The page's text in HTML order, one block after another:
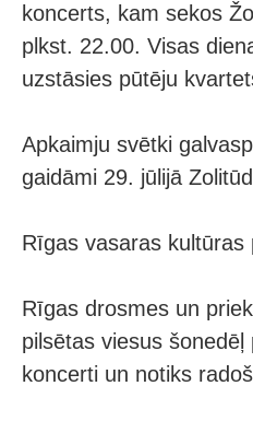
koncerts, kam sekos
plkst. 22.00. Visas
uzstāsies pūtēju
Apkaimju svētki
gaidāmi 29. jūlijā
Rīgas vasaras
Rīgas drosmes un
pilsētas viesus
koncerti un notiks